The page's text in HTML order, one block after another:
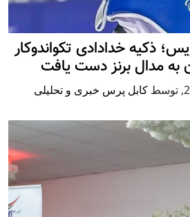
۲۰۲۴ پاریس؛ ذکیه خدادادی تکواندوکار
به مدال برنز دست یافت
, توسط کابل پرس خبری و تحلیلی